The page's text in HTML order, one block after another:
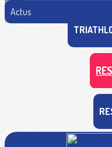
Actus
PrésentationActualitésLe